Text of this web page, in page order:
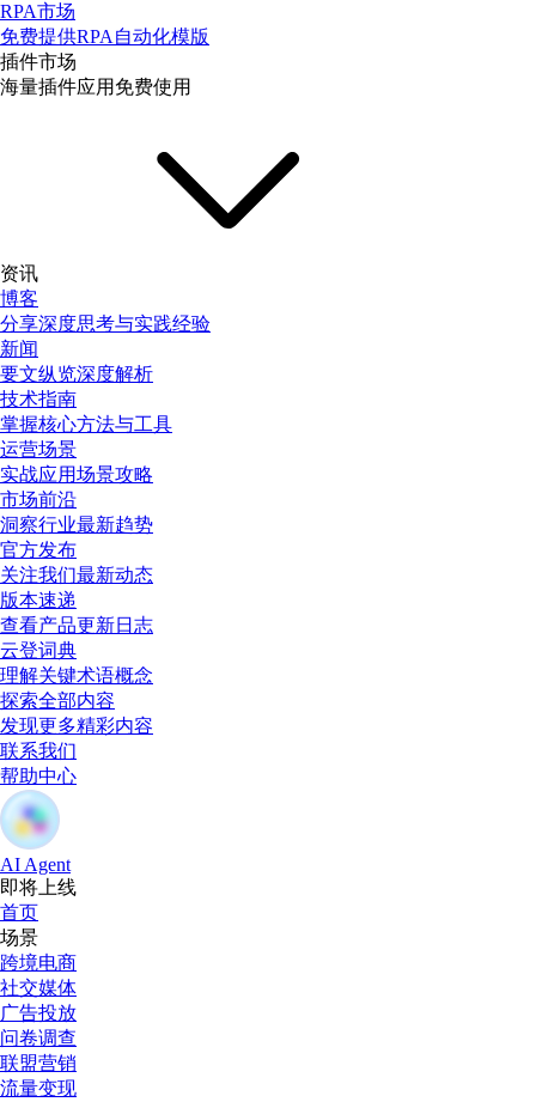
RPA市场
免费提供RPA自动化模版
插件市场
海量插件应用免费使用
资讯
博客
分享深度思考与实践经验
新闻
要文纵览深度解析
技术指南
掌握核心方法与工具
运营场景
实战应用场景攻略
市场前沿
洞察行业最新趋势
官方发布
关注我们最新动态
版本速递
查看产品更新日志
云登词典
理解关键术语概念
探索全部内容
发现更多精彩内容
联系我们
帮助中心
AI Agent
即将上线
首页
场景
跨境电商
社交媒体
广告投放
问卷调查
联盟营销
流量变现